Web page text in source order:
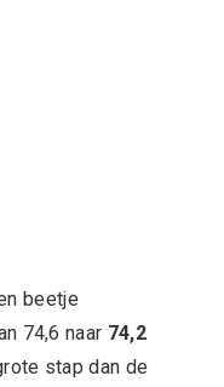
beetje
74,6 naar 74,2
stap dan de